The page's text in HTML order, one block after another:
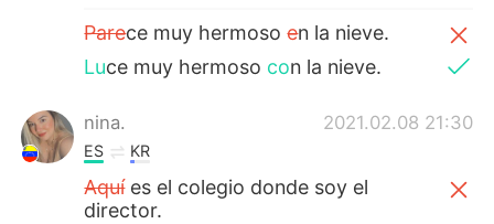
Parece muy hermosoen la nieve.
Luce muy hermoso con la nieve.
nina. 2021.02.08 21:30
ES KR
Aquíes el colegio donde soy el
director.